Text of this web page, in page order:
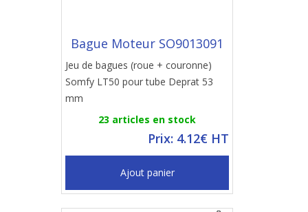
Bague Moteur SO9013091
Jeu de bagues (roue + couronne)
Somfy LT50 pour tube Deprat 53
mm
23 articles en stock
Prix: 4.12€ HT
Ajout panier